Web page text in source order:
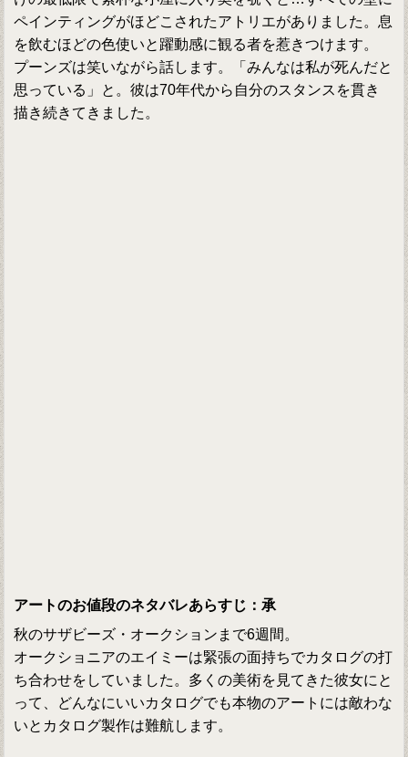
ペインティングがほどこされたアトリエがありました。息
を飲むほどの色使いと躍動感に観る者を惹きつけます。
プーンズは笑いながら話します。「みんなは私が死んだと
思っている」と。彼は70年代から自分のスタンスを貫き
描き続きてきました。
アートのお値段のネタバレあらすじ：承
秋のサザビーズ・オークションまで6週間。
オークショニアのエイミーは緊張の面持ちでカタログの打
ち合わせをしていました。多くの美術を見てきた彼女にと
って、どんなにいいカタログでも本物のアートには敵わな
いとカタログ製作は難航します。